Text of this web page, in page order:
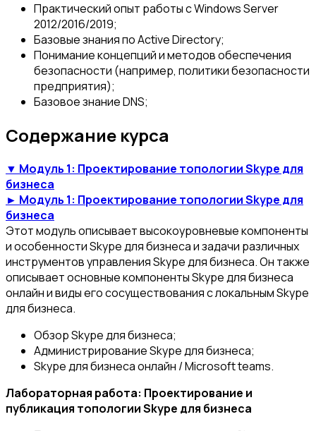
Практический опыт работы с Windows Server
2012/2016/2019;
Базовые знания по Active Directory;
Понимание концепций и методов обеспечения
безопасности (например, политики безопасности
предприятия);
Базовое знание DNS;
Содержание курса
▼ Модуль 1: Проектирование топологии Skype для
бизнеса
► Модуль 1: Проектирование топологии Skype для
бизнеса
Этот модуль описывает высокоуровневые компоненты
и особенности Skype для бизнеса и задачи различных
инструментов управления Skype для бизнеса. Он также
описывает основные компоненты Skype для бизнеса
онлайн и виды его сосуществования с локальным Skype
для бизнеса.
Обзор Skype для бизнеса;
Администрирование Skype для бизнеса;
Skype для бизнеса онлайн / Microsoft teams.
Лабораторная работа: Проектирование и
публикация топологии Skype для бизнеса